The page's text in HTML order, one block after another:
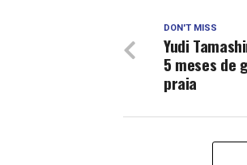
DON'T MISS
Yudi
5 meses de
praia